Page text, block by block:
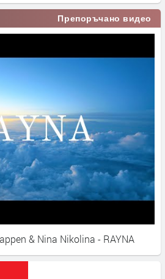
Препоръчано видео
& Nina Nikolina - RAYNA